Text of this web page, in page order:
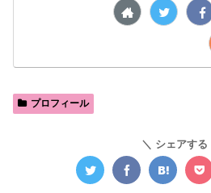
プロフィール
シェアする